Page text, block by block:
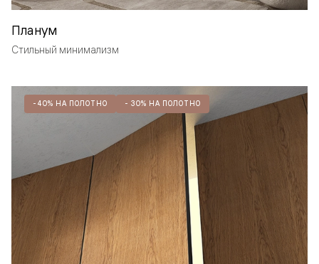
Планум
Стильный минимализм
-40% НА ПОЛОТНО - 30% НА ПОЛОТНО